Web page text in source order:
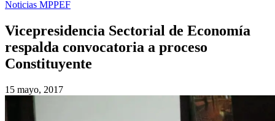
Noticias MPPEF
Vicepresidencia Sectorial de Economía
respalda convocatoria a proceso
Constituyente
15 mayo, 2017